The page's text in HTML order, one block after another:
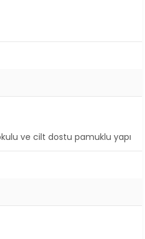
ve cilt dostu pamuklu yapı